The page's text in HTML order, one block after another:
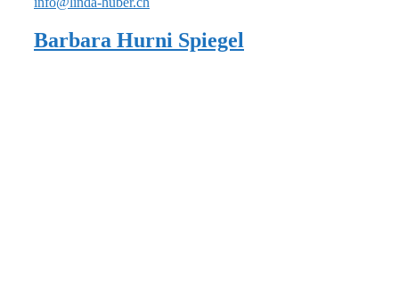
Barbara Hurni Spiegel